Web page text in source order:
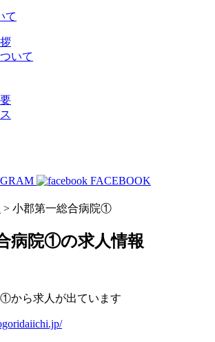
て
いて
FACEBOOK
> 小郡第一総合病院①
病院①の求人情報
から求人が出ています